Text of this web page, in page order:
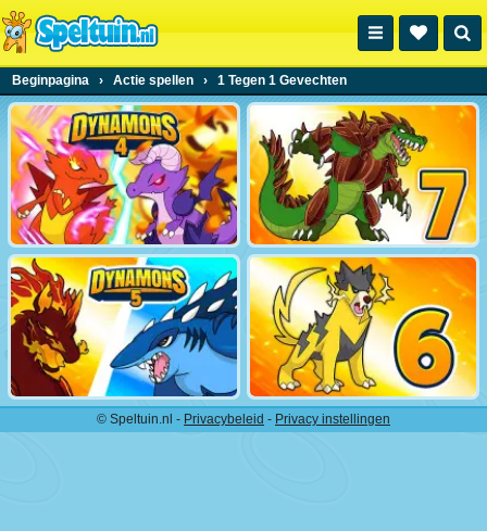
Beginpagina › Actie spellen › 1 Tegen 1 Gevechten
© Speltuin.nl - Privacybeleid - Privacy instellingen